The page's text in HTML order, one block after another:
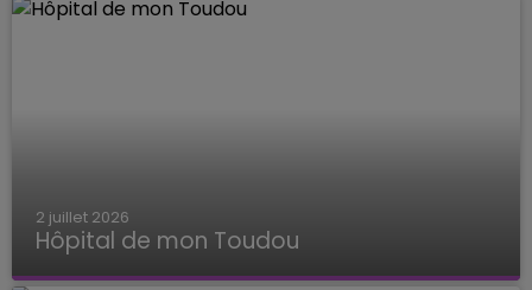
2 juillet 2026
Hôpital de mon Toudou
Hôpital de mon Toudou